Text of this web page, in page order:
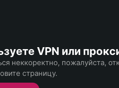
VPN или
неккоректно, пожалуйста,
страницу.